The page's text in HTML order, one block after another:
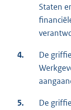
Staten
4.
De
5.
De